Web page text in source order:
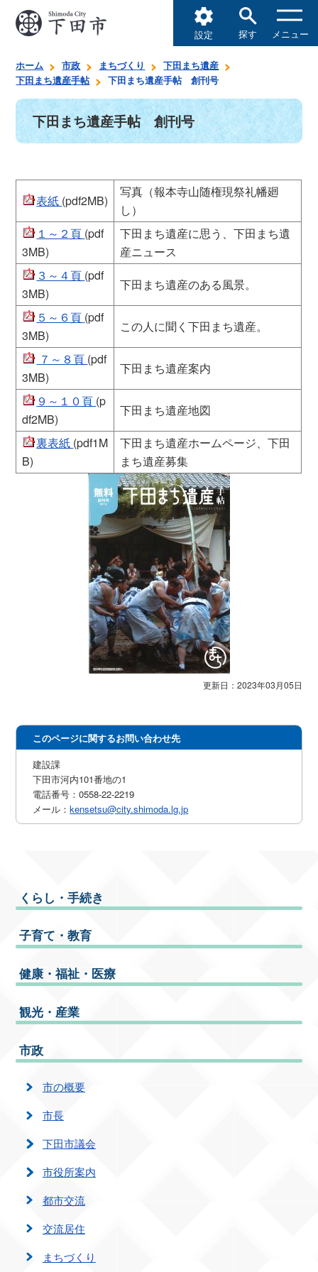
設定 探す メニュー
ホーム 市政 まちづくり
下田まち遺産
下田まち遺産手帖
下田まち遺産手帖 創刊号
下田まち遺産手帖 創刊号
表紙 (pdf2MB)
写真（報本寺山随権現祭礼幡廻
し）
１～２頁 (pdf
3MB)
下田まち遺産に思う、下田まち遺
産ニュース
３～４頁 (pdf
3MB)
下田まち遺産のある風景。
５～６頁 (pdf
3MB)
この人に聞く下田まち遺産。
７～８頁 (pdf
3MB)
下田まち遺産案内
９～１０頁 (p
df2MB)
下田まち遺産地図
裏表紙 (pdf1M
B)
下田まち遺産ホームページ、下田
まち遺産募集
更新日：2023年03月05日
このページに関するお問い合わせ先
建設課
下田市河内101番地の1
電話番号：0558-22-2219
メール：kensetsu@city.shimoda.lg.jp
くらし・手続き
子育て・教育
健康・福祉・医療
観光・産業
市政
市の概要
市長
下田市議会
市役所案内
都市交流
交流居住
まちづくり